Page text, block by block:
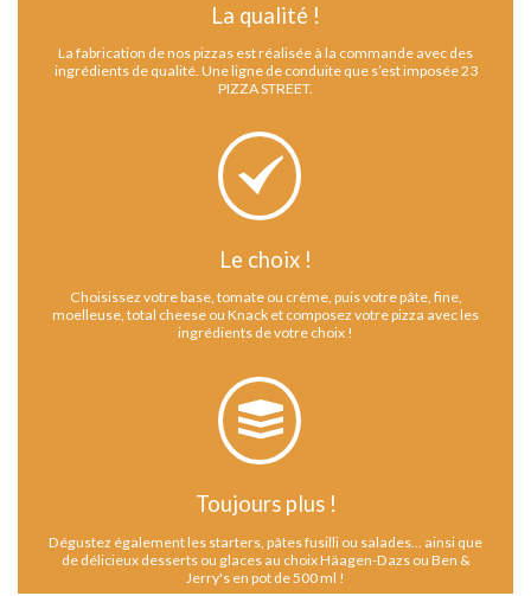
La qualité !
La fabrication de nos pizzas est réalisée à la commande avec des
ingrédients de qualité. Une ligne de conduite que s’est imposée 23
PIZZA STREET.
Le choix !
Choisissez votre base, tomate ou crème, puis votre pâte, fine,
moelleuse, total cheese ou Knack et composez votre pizza avec les
ingrédients de votre choix !
Toujours plus !
Dégustez également les starters, pâtes fusilli ou salades... ainsi que
de délicieux desserts ou glaces au choix Häagen-Dazs ou Ben &
Jerry's en pot de 500 ml !